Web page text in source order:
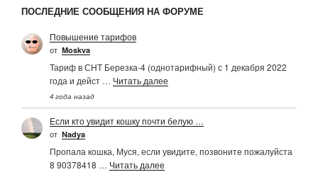
ПОСЛЕДНИЕ СООБЩЕНИЯ НА ФОРУМЕ
Повышение тарифов
от Moskva
Тариф в СНТ Березка-4 (однотарифный) с 1 декабря 2022
года и дейст … Читать далее
4 года назад
Если кто увидит кошку почти белую …
от Nadya
Пропала кошка, Муся, если увидите, позвоните пожалуйста
8 90378418 … Читать далее